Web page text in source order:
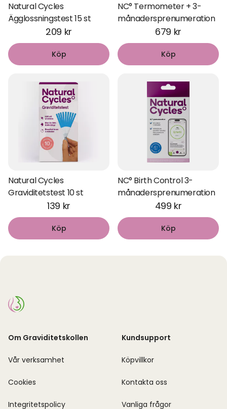
Natural Cycles
Ägglossningstest 15 st
209 kr
Köp
NC° Termometer + 3-
månadersprenumeration
679 kr
Köp
Natural Cycles
Graviditetstest 10 st
139 kr
Köp
NC° Birth Control 3-
månadersprenumeration
499 kr
Köp
Om Graviditetskollen
Vår verksamhet
Cookies
Integritetspolicy
Kundsupport
Köpvillkor
Kontakta oss
Vanliga frågor